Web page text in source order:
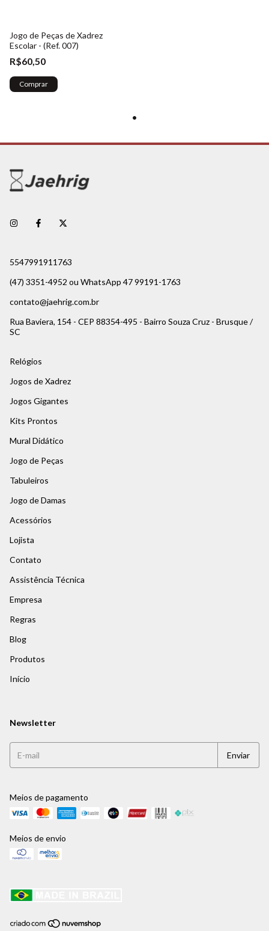
Jogo de Peças de Xadrez
Escolar - (Ref. 007)
R$60,50
Comprar
5547991911763
(47) 3351-4952 ou WhatsApp 47 99191-1763
contato@jaehrig.com.br
Rua Baviera, 154 - CEP 88354-495 - Bairro Souza Cruz - Brusque /
SC
Relógios
Jogos de Xadrez
Jogos Gigantes
Kits Prontos
Mural Didático
Jogo de Peças
Tabuleiros
Jogo de Damas
Acessórios
Lojista
Contato
Assistência Técnica
Empresa
Regras
Blog
Produtos
Início
Newsletter
Meios de pagamento
Meios de envio